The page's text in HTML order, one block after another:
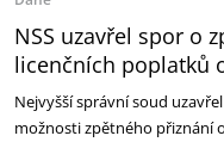
NSS uzavřel spor o
licenčních poplatků
Nejvyšší správní soud
možnosti zpětného přiznání